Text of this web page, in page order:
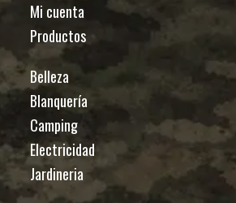
Mi cuenta
Productos
Belleza
Blanquería
Camping
Electricidad
Jardineria